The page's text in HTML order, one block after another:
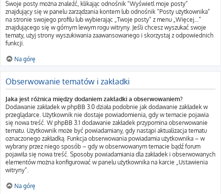
Swoje posty można znaleźć, klikając odnośnik “Wyświetl moje posty”
znajdujący się w panelu zarządzania kontem lub odnośnik “Posty użytkownika”
na stronie swojego profilu lub wybierając „Twoje posty” z menu „Więcej…”
znajdującego się w górnym lewym rogu witryny. Jeśli chcesz wyszukać swoje
tematy, użyj strony wyszukiwania zaawansowanego i skorzystaj z odpowiednich
funkcji.
Na górę
Obserwowanie tematów i zakładki
Jaka jest różnica między dodaniem zakładki a obserwowaniem?
Dodawanie zakładek w phpBB 3.0 działa podobnie jak dodawanie zakładek w
przeglądarce. Użytkownik nie dostaje powiadomienia, gdy w temacie pojawia
się nowa treść. W phpBB 3.1 dodawanie zakładek przypomina obserwowanie
tematu. Użytkownik może być powiadamiany, gdy nastąpi aktualizacja tematu
oznaczonego zakładką. Funkcja obserwowania powiadamia użytkownika – w
wybrany przez niego sposób – gdy w obserwowanym temacie bądź forum
pojawiła się nowa treść. Sposoby powiadamiania dla zakładek i obserwowanych
elementów można konfigurować w panelu użytkownika na karcie „Ustawienia
witryny”.
Na górę